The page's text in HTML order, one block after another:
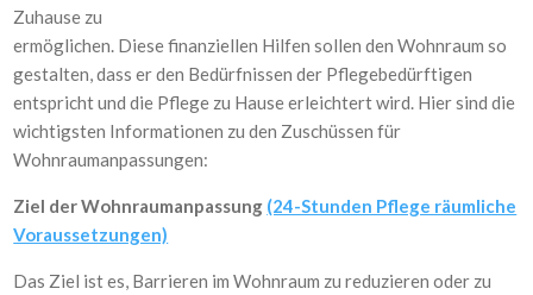
Zuhause zu
ermöglichen. Diese finanziellen Hilfen sollen den Wohnraum so
gestalten, dass er den Bedürfnissen der Pflegebedürftigen
entspricht und die Pflege zu Hause erleichtert wird. Hier sind die
wichtigsten Informationen zu den Zuschüssen für
Wohnraumanpassungen:
Ziel der Wohnraumanpassung (24-Stunden Pflege räumliche
Voraussetzungen)
Das Ziel ist es, Barrieren im Wohnraum zu reduzieren oder zu